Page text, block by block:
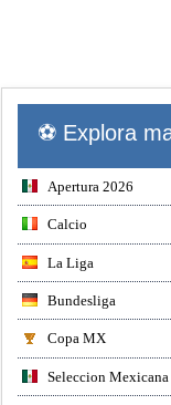
⚽ Explora
Apertura 2026
Calcio
La Liga
Bundesliga
Copa MX
Seleccion Mexicana